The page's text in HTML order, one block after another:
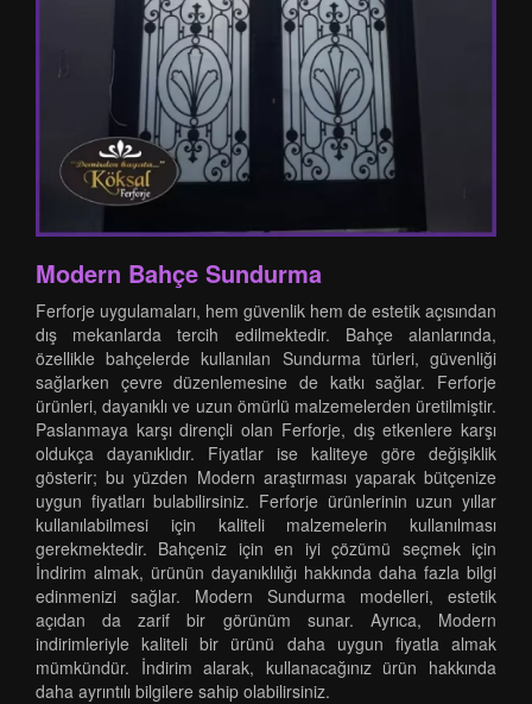
Modern Bahçe Sundurma
Ferforje uygulamaları, hem güvenlik hem de estetik açısından
dış mekanlarda tercih edilmektedir. Bahçe alanlarında,
özellikle bahçelerde kullanılan Sundurma türleri, güvenliği
sağlarken çevre düzenlemesine de katkı sağlar. Ferforje
ürünleri, dayanıklı ve uzun ömürlü malzemelerden üretilmiştir.
Paslanmaya karşı dirençli olan Ferforje, dış etkenlere karşı
oldukça dayanıklıdır. Fiyatlar ise kaliteye göre değişiklik
gösterir; bu yüzden Modern araştırması yaparak bütçenize
uygun fiyatları bulabilirsiniz. Ferforje ürünlerinin uzun yıllar
kullanılabilmesi için kaliteli malzemelerin kullanılması
gerekmektedir. Bahçeniz için en iyi çözümü seçmek için
İndirim almak, ürünün dayanıklılığı hakkında daha fazla bilgi
edinmenizi sağlar. Modern Sundurma modelleri, estetik
açıdan da zarif bir görünüm sunar. Ayrıca, Modern
indirimleriyle kaliteli bir ürünü daha uygun fiyatla almak
mümkündür. İndirim alarak, kullanacağınız ürün hakkında
daha ayrıntılı bilgilere sahip olabilirsiniz.